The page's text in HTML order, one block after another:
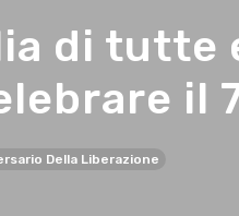
di
il
Della Liberazione